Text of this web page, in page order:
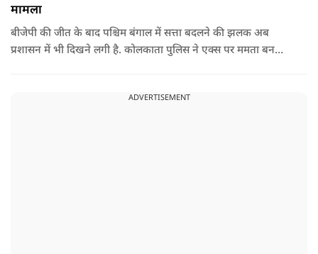
मामला
बीजेपी की जीत के बाद पश्चिम बंगाल में सत्ता बदलने की झलक अब
प्रशासन में भी दिखने लगी है. कोलकाता पुलिस ने एक्स पर ममता बनर्जी
ADVERTISEMENT